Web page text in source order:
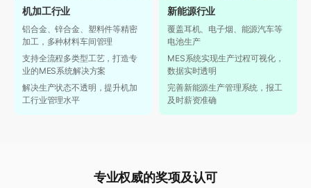
机加工行业
铝合金、锌合金、塑料件等精密
加工，多种材料车间管理
支持全流程多类型工艺，打造专
业的MES系统解决方案
解决生产状态不透明，提升机加
工行业管理水平
新能源行业
覆盖耳机、电子烟、能源汽车等
电池生产
MES系统实现生产过程可视化，
数据实时透明
完善新能源生产管理系统，报工
及时薪资准确
专业权威的奖项及认可